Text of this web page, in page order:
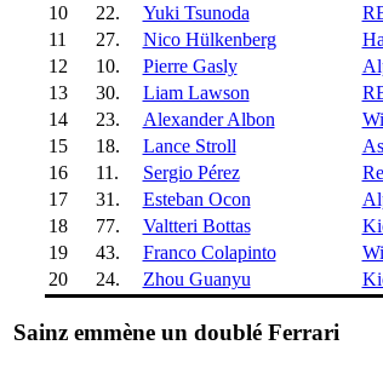
10
22. Yuki Tsunoda
11
27. Nico Hülkenberg
12
10. Pierre Gasly
13
30. Liam Lawson
14
23. Alexander Albon
15
18. Lance Stroll
16
11. Sergio Pérez
17
31. Esteban Ocon
18
77. Valtteri Bottas
19
43. Franco Colapinto
20
24. Zhou Guanyu
Sainz emmène un doublé Ferrari